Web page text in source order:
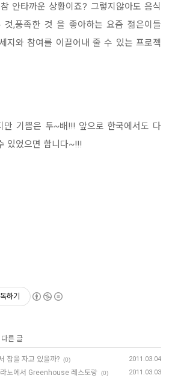
안타까운 상황이죠? 그렇지않아도 음식
,풍족한 것 을 좋아하는 요즘 젊은이들
지와 참여를 이끌어내 줄 수 있는 프로젝
만 기쁨은 두~배!!! 앞으로 한국에서도 다
있었으면 합니다~!!!
하기
른 글
잠을 자고 있을까? (0) 2011.03.04
노에서 Greenhouse 레스토랑 (0) 2011.03.03